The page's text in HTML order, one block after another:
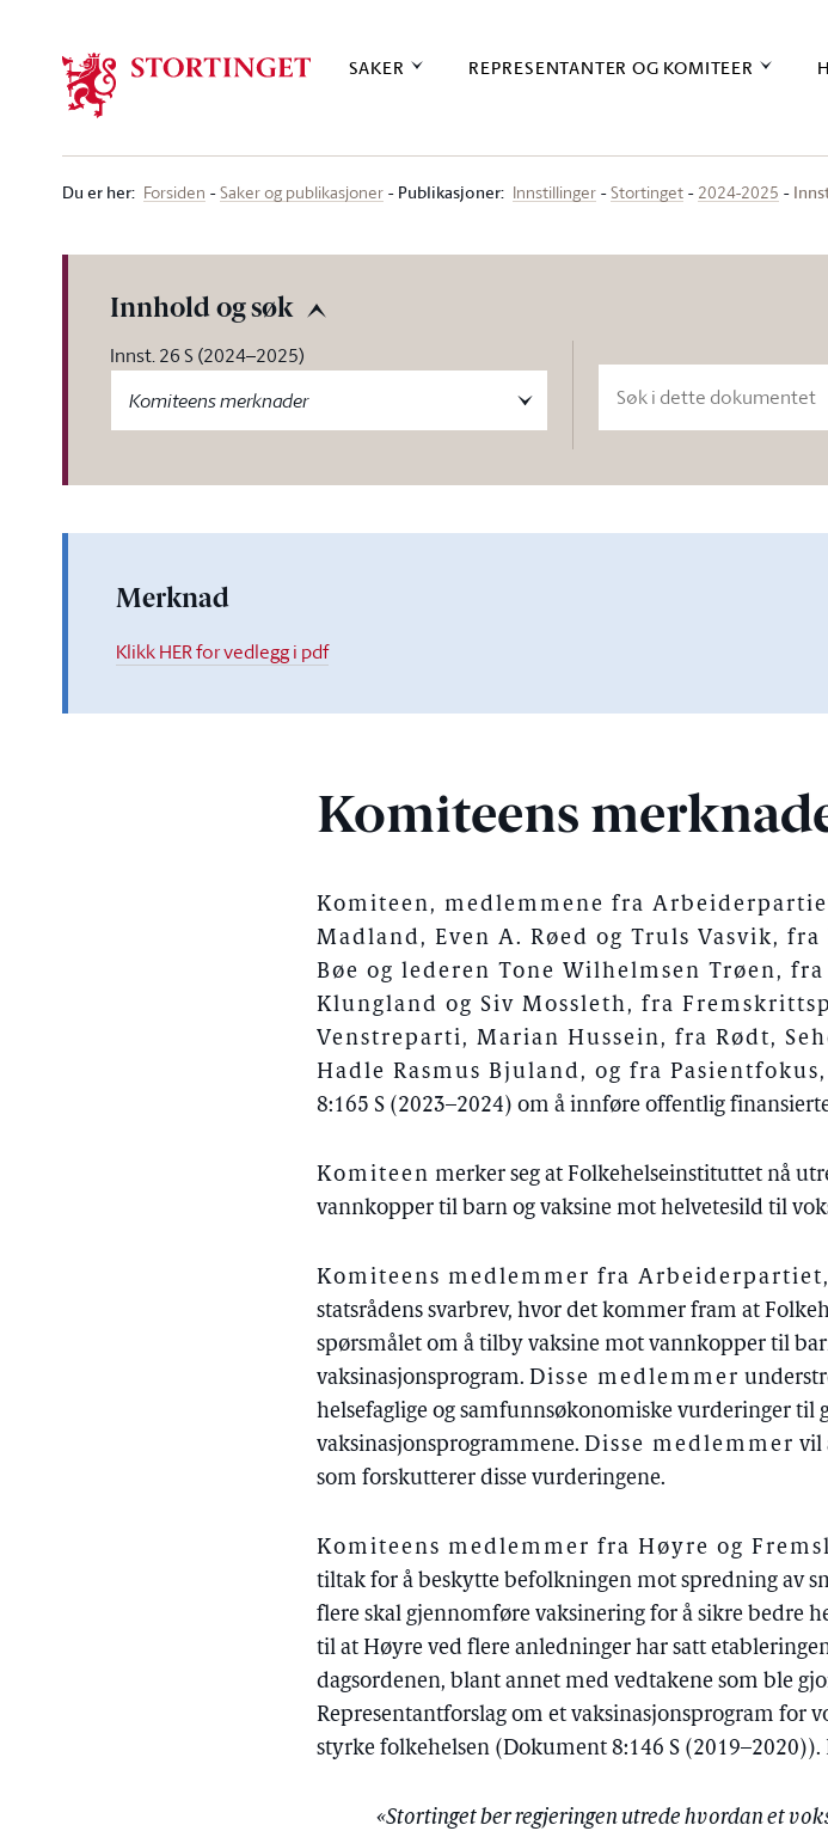
SAKER REPRESENTANTER OG KOMITEER
Du er her: Forsiden Saker og publikasjoner Publikasjoner: Innstillinger Stortinget 2024-2025
Innhold og søk
Innst. 26 S (2024–2025)
Komiteens merknader
Merknad
Klikk HER for vedlegg i pdf
Komiteens
Komiteen, medlemmene fra
Madland, Even A. Røed og Truls Vasvik,
Bøe og lederen Tone Wilhelmsen Trøen,
Klungland og Siv Mossleth, fra
Venstreparti, Marian Hussein, fra Rødt,
Hadle Rasmus Bjuland, og fra
8:165 S (2023–2024) om å innføre offentlig
Komiteen merker seg at Folkehelseinstituttet nå
vannkopper til barn og vaksine mot helvetesild til
Komiteens medlemmer fra
statsrådens svarbrev, hvor det kommer fram at
spørsmålet om å tilby vaksine mot vannkopper til
vaksinasjonsprogram.Disse medlemmer
helsefaglige og samfunnsøkonomiske vurderinger
vaksinasjonsprogrammene.Disse medlemmer vil
som forskutterer disse vurderingene.
Komiteens medlemmer fra Høyre og
tiltak for å beskytte befolkningen mot spredning av
flere skal gjennomføre vaksinering for å sikre bedre
til at Høyre ved flere anledninger har satt
dagsordenen, blant annet med vedtakene som ble
Representantforslag om et vaksinasjonsprogram for
styrke folkehelsen (Dokument 8:146 S
«Stortinget ber regjeringen utrede hvordan et